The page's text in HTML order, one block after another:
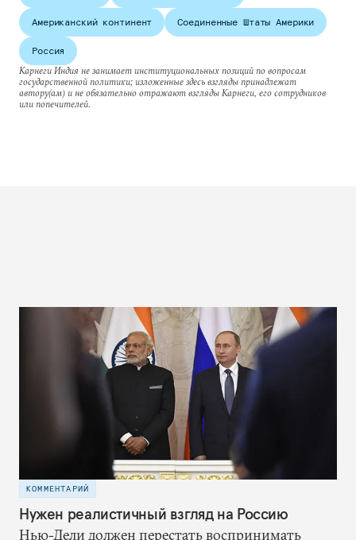
Американский континент Соединенные Штаты Америки
Россия
Карнеги Индия не занимает институциональных позиций по вопросам
государственной политики; изложенные здесь взгляды принадлежат
автору(ам) и не обязательно отражают взгляды Карнеги, его сотрудников
или попечителей.
КОММЕНТАРИЙ
Нужен реалистичный взгляд на Россию
Нью-Дели должен перестать воспринимать